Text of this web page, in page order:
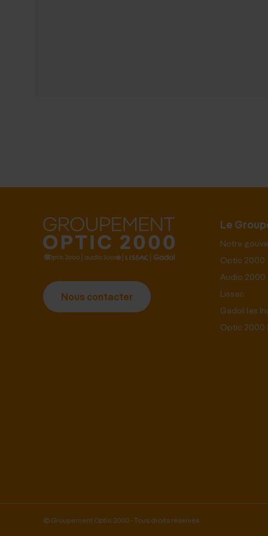
Nous contacter
Le
Notre
Optic 2000
Audio 2000
Lissac
Gadol les
Optic 2000
© Groupement Optic 2000 - Tous droits réservés